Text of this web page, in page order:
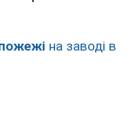
на заводі в